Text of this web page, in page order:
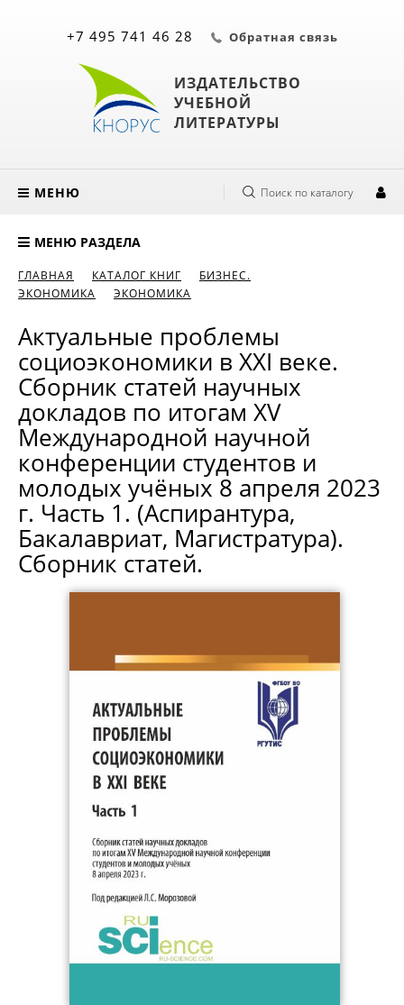
ИЗДАТЕЛЬСТВО
УЧЕБНОЙ
ЛИТЕРАТУРЫ
+7 495 741 46 28 Обратная связь
МЕНЮ Поиск по каталогу
МЕНЮ РАЗДЕЛА
ГЛАВНАЯ КАТАЛОГ КНИГ
БИЗНЕС.
ЭКОНОМИКА
ЭКОНОМИКА
Актуальные проблемы
социоэкономики в XXI веке.
Сборник статей научных
докладов по итогам XV
Международной научной
конференции студентов и
молодых учёных 8 апреля 2023
г. Часть 1. (Аспирантура,
Бакалавриат, Магистратура).
Сборник статей.